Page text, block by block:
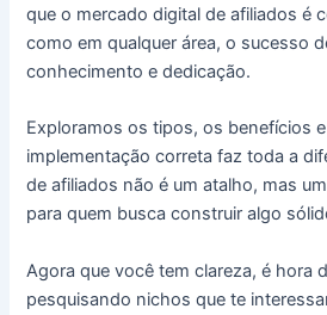
que o mercado digital de afiliados é
como em qualquer área, o sucesso
conhecimento e dedicação.
Exploramos os tipos, os benefícios
implementação correta faz toda a
de afiliados não é um atalho, mas
para quem busca construir algo
Agora que você tem clareza, é hora
pesquisando nichos que te